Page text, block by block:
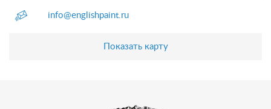
info@englishpaint.ru
Показать карту